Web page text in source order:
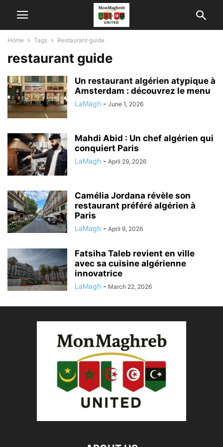
Home Tags Restaurant guide
restaurant guide
Un restaurant algérien atypique à
Amsterdam : découvrez le menu
LaMagh - June 1, 2026
Mahdi Abid : Un chef algérien qui
conquiert Paris
LaMagh - April 29, 2026
Camélia Jordana révèle son
restaurant préféré algérien à
Paris
LaMagh - April 9, 2026
Fatsiha Taleb revient en ville
avec sa cuisine algérienne
innovatrice
LaMagh - March 22, 2026